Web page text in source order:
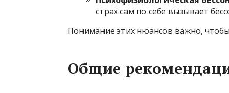
страх сам по себе вызывает
Понимание этих нюансов важно,
Общие